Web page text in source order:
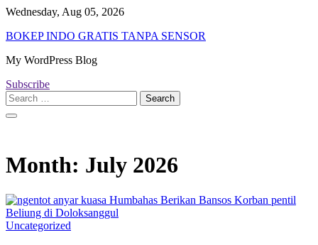
Skip
content
Wednesday, Aug 05, 2026
BOKEP INDO GRATIS TANPA SENSOR
My WordPress Blog
Subscribe
Search
for:
Month: July 2026
Uncategorized